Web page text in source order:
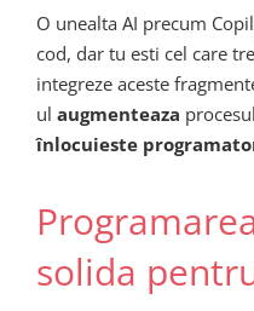
O unealta AI precum
cod, dar tu esti cel care
integreze aceste
ul augmenteaza
înlocuieste
solida